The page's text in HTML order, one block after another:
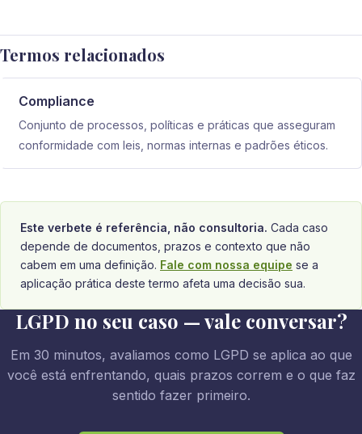
Termos relacionados
Compliance
Conjunto de processos, políticas e práticas que asseguram
conformidade com leis, normas internas e padrões éticos.
Este verbete é referência, não consultoria. Cada caso
depende de documentos, prazos e contexto que não
cabem em uma definição. Fale com nossa equipe se a
aplicação prática deste termo afeta uma decisão sua.
LGPD no seu caso — vale conversar?
Em 30 minutos, avaliamos como LGPD se aplica ao que
você está enfrentando, quais prazos correm e o que faz
sentido fazer primeiro.